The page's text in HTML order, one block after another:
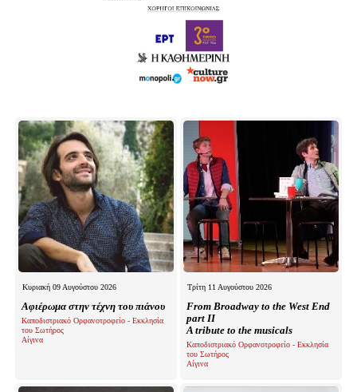
Κυριακή 09 Αυγούστου 2026
Αφιέρωμα στην τέχνη του πιάνου
Καποδιστριακό Ορφανοτροφείο - Εκκλησία
του Σωτήρος
Αίγινα
Τρίτη 11 Αυγούστου 2026
From Broadway to the West End
part II
A tribute to the musicals
Καποδιστριακό Ορφανοτροφείο - Εκκλησία
του Σωτήρος
Αίγινα